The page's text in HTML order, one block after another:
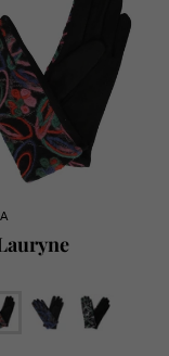
RAPIDA
Blu Verde